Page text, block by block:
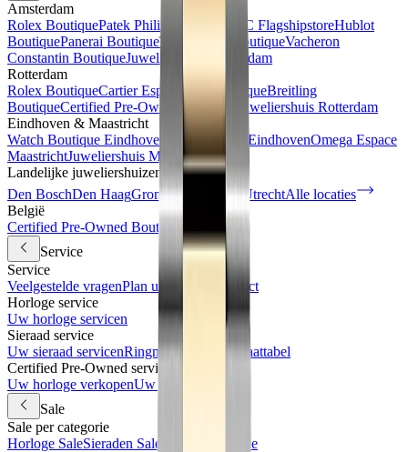
Amsterdam
Rolex BoutiquePatek Philippe Espace IWC FlagshipstoreHublot
BoutiquePanerai BoutiqueTAG Heuer BoutiqueVacheron
Constantin BoutiqueJuweliershuis Amsterdam
Rotterdam
Rolex BoutiqueCartier Espace IWC BoutiqueBreitling
BoutiqueCertified Pre-Owned Boutique
Juweliershuis Rotterdam
Eindhoven & Maastricht
Watch Boutique Eindhoven
Juweliershuis EindhovenOmega Espace
MaastrichtJuweliershuis Maastricht
Landelijke juweliershuizen
Den BoschDen HaagGroningen HaarlemUtrechtAlle locaties
België
Certified Pre-Owned Boutique
Service
Service
Veelgestelde vragenPlan uw bezoek
Contact
Horloge service
Uw horloge servicen
Sieraad service
Uw sieraad servicenRingmaat meten & maattabel
Certified Pre-Owned services
Uw horloge verkopenUw horloge inruilen
Sale
Sale per categorie
Horloge SaleSieraden Sale Accessoires Sale